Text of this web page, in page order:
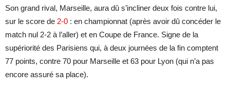
Son grand rival, Marseille, aura dû s’incliner deux fois contre lui,
sur le score de 2-0 : en championnat (après avoir dû concéder le
match nul 2-2 à l’aller) et en Coupe de France. Signe de la
supériorité des Parisiens qui, à deux journées de la fin comptent
77 points, contre 70 pour Marseille et 63 pour Lyon (qui n’a pas
encore assuré sa place).